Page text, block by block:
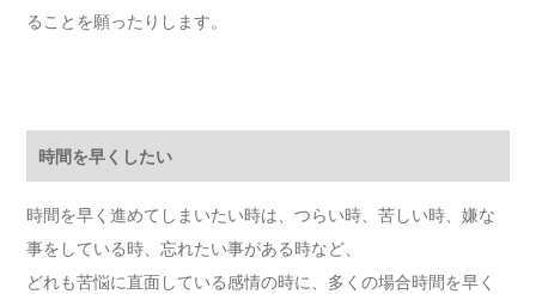
ることを願ったりします。
時間を早くしたい
時間を早く進めてしまいたい時は、つらい時、苦しい時、嫌な
事をしている時、忘れたい事がある時など、
どれも苦悩に直面している感情の時に、多くの場合時間を早く